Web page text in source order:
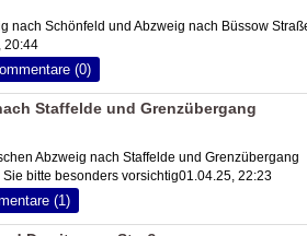
Schönfeld und Abzweig nach Büssow
20:44
(0)
Staffelde und Grenzübergang
Abzweig nach Staffelde und Grenzübergang
bitte besonders vorsichtig01.04.25, 22:23
(1)